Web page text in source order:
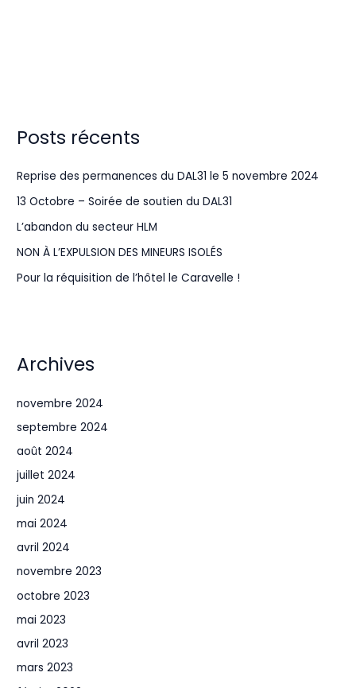
Posts récents
Reprise des permanences du DAL31 le 5 novembre 2024
13 Octobre – Soirée de soutien du DAL31
L’abandon du secteur HLM
NON À L’EXPULSION DES MINEURS ISOLÉS
Pour la réquisition de l’hôtel le Caravelle !
Archives
novembre 2024
septembre 2024
août 2024
juillet 2024
juin 2024
mai 2024
avril 2024
novembre 2023
octobre 2023
mai 2023
avril 2023
mars 2023